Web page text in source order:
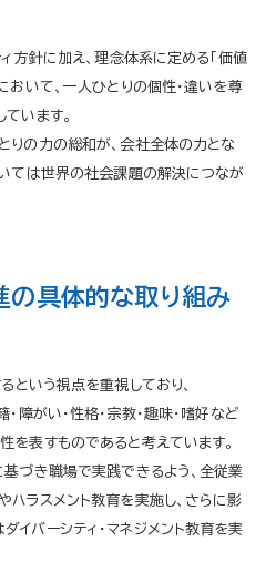
方針に加え、理念体系に定める「価値
おいて、一人ひとりの個性・違いを尊
います。
りの力の総和が、会社全体の力とな
いては世界の社会課題の解決につなが
の具体的な取り組み
という視点を重視しており、
・障がい・性格・宗教・趣味・嗜好など
を表すものであると考えています。
基づき職場で実践できるよう、全従業
ラスメント教育を実施し、 さらに影
イバーシティ・マネジメント教育を実